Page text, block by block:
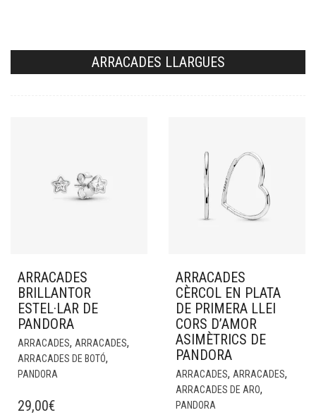
ARRACADES LLARGUES
ARRACADES
BRILLANTOR
ESTEL·LAR DE
PANDORA
ARRACADES, ARRACADES,
ARRACADES DE BOTÓ,
PANDORA
29,00€
ARRACADES
CÈRCOL EN PLATA
DE PRIMERA LLEI
CORS D’AMOR
ASIMÈTRICS DE
PANDORA
ARRACADES, ARRACADES,
ARRACADES DE ARO,
PANDORA